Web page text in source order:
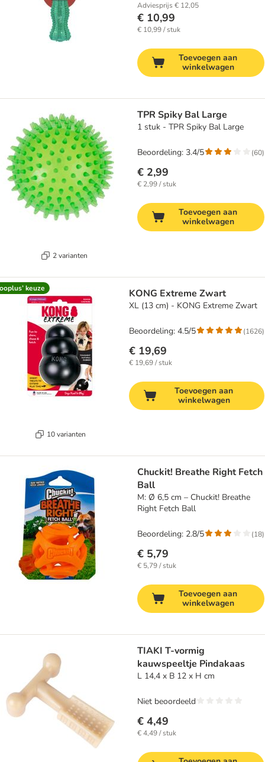
Adviesprijs € 12,05
€ 10,99
€ 10,99 / stuk
Toevoegen aan
winkelwagen
2 varianten
TPR Spiky Bal Large
1 stuk - TPR Spiky Bal Large
€ 2,99
€ 2,99 / stuk
Beoordeling: 3.4/5 (60)
Toevoegen aan
winkelwagen
keuze
10 varianten
KONG Extreme Zwart
XL (13 cm) - KONG Extreme Zwart
€ 19,69
€ 19,69 / stuk
Beoordeling: 4.5/5 (1626)
Toevoegen aan
winkelwagen
Chuckit! Breathe Right Fetch
Ball
M: Ø 6,5 cm – Chuckit! Breathe
Right Fetch Ball
€ 5,79
€ 5,79 / stuk
Beoordeling: 2.8/5 (18)
Toevoegen aan
winkelwagen
TIAKI T-vormig
kauwspeeltje Pindakaas
L 14,4 x B 12 x H cm
€ 4,49
€ 4,49 / stuk
Niet beoordeeld